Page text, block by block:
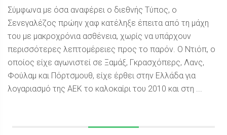
Σύμφωνα με όσα αναφέρει ο διεθνής Τύπος, ο
Σενεγαλέζος πρώην χαφ κατέληξε έπειτα από τη μάχη
του με μακροχρόνια ασθένεια, χωρίς να υπάρχουν
περισσότερες λεπτομέρειες προς το παρόν. Ο Ντιόπ, ο
οποίος είχε αγωνιστεί σε Ξαμάξ, Γκρασχόπερς, Λανς,
Φούλαμ και Πόρτσμουθ, είχε έρθει στην Ελλάδα για
λογαριασμό της ΑΕΚ το καλοκαίρι του 2010 και στη ...